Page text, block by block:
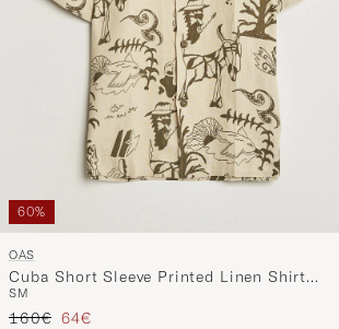
60%
OAS
Cuba Short Sleeve Printed Linen Shirt
Poplan
SM
Tavallinen hinta
160€ Alennettu hinta
64€